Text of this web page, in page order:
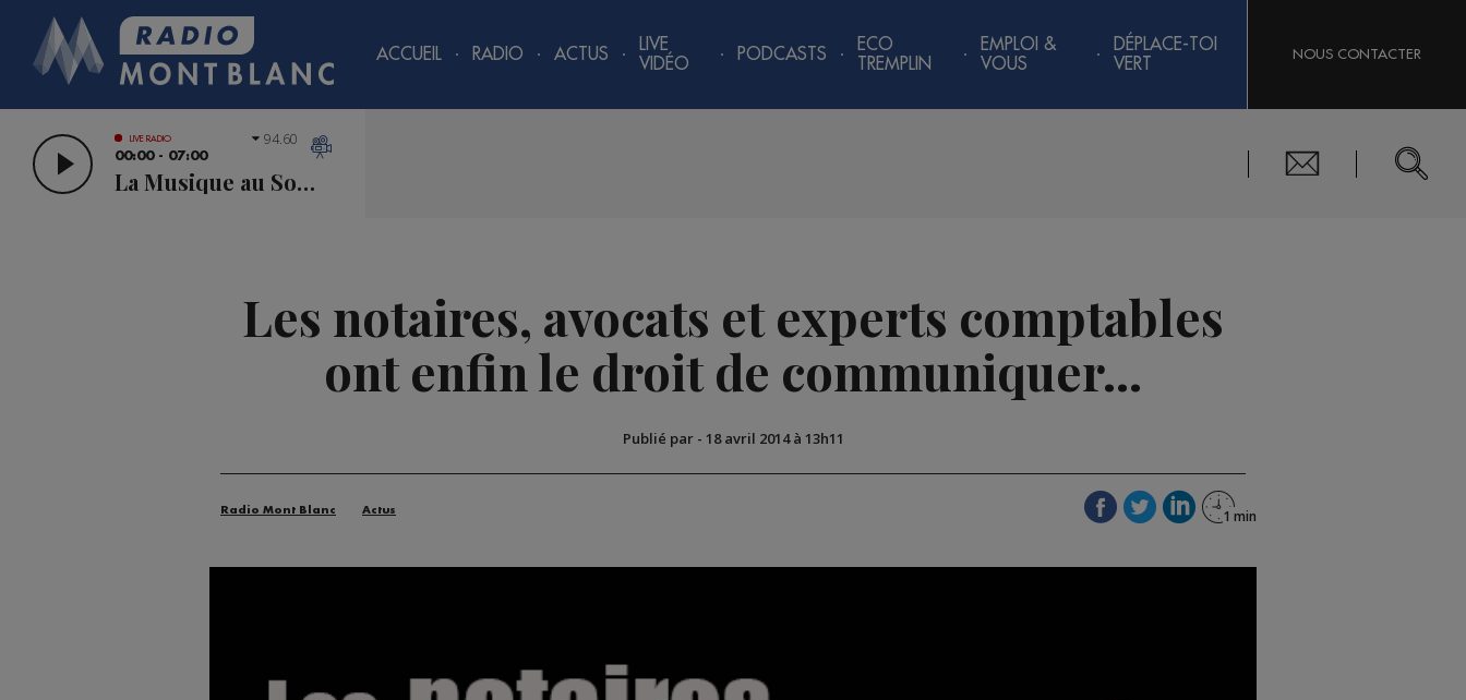
ACCUEIL RADIO ACTUS
LIVE
VIDÉO
PODCASTS
ECO
TREMPLIN
EMPLOI &
VOUS
DÉPLACE-TOI
VERT
NOUS CONTACTER
LIVE RADIO
00:00 - 07:00
La Musique au Sommet
94.60
Les notaires, avocats et experts comptables
ont enfin le droit de communiquer...
Publié par - 18 avril 2014 à 13h11
Radio Mont Blanc Actus